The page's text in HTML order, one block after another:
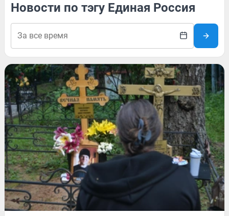
Новости по тэгу Единая Россия